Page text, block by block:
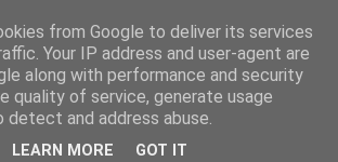
from Google to deliver its services
Your IP address and user-agent are
along with performance and security
quality of service, generate usage
and address abuse.
LEARN MORE GOT IT